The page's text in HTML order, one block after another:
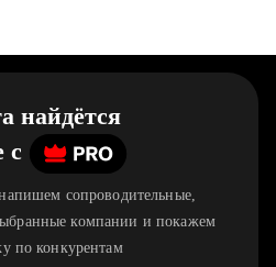
найдётся
c
сопроводительные,
компании и покажем
по конкурентам